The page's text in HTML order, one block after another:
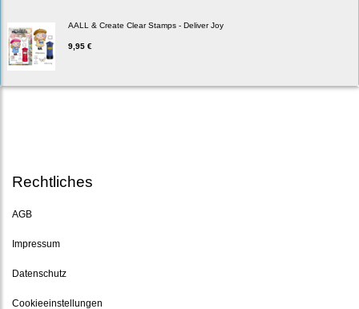
AALL & Create Clear Stamps - Deliver Joy
9,95 €
Rechtliches
AGB
Impressum
Datenschutz
Cookieeinstellungen